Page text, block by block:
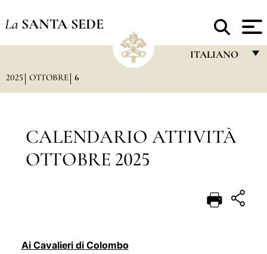
La SANTA SEDE
ITALIANO
DEUTSCH
2025 OTTOBRE 6
CALENDARIO ATTIVITÀ
OTTOBRE 2025
Ai Cavalieri di Colombo